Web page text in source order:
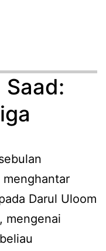
Saad:
menghantar
Darul Uloom
mengenai